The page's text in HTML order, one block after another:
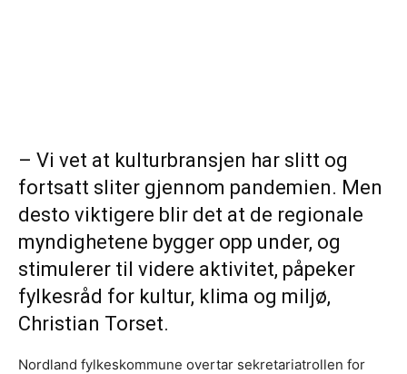
– Vi vet at kulturbransjen har slitt og
fortsatt sliter gjennom pandemien. Men
desto viktigere blir det at de regionale
myndighetene bygger opp under, og
stimulerer til videre aktivitet, påpeker
fylkesråd for kultur, klima og miljø,
Christian Torset.
Nordland fylkeskommune overtar sekretariatrollen for